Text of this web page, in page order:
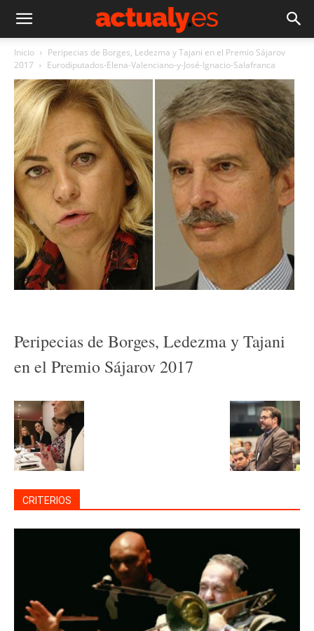
Inicio
Peripecias de Borges, Ledezma y Tajani en el Premio Sájarov
2017
Eurodiputados-Elena-Valenciano-y-José-Ignacio-Salafranca
Peripecias de Borges, Ledezma y Tajani
en el Premio Sájarov 2017
CRITERIOS